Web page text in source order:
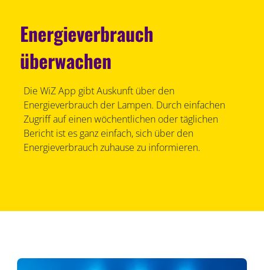
Energieverbrauch
überwachen
Die WiZ App gibt Auskunft über den
Energieverbrauch der Lampen. Durch einfachen
Zugriff auf einen wöchentlichen oder täglichen
Bericht ist es ganz einfach, sich über den
Energieverbrauch zuhause zu informieren.